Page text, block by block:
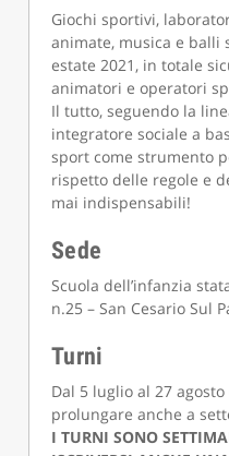
Giochi sportivi,
animate, musica e balli
estate 2021, in totale
animatori e operatori
Il tutto, seguendo la
integratore sociale a
sport come strumento
rispetto delle regole e
mai indispensabili!
Sede
Scuola dell’infanzia
n.25 – San Cesario Sul
Turni
Dal 5 luglio al 27
prolungare anche a
I TURNI SONO